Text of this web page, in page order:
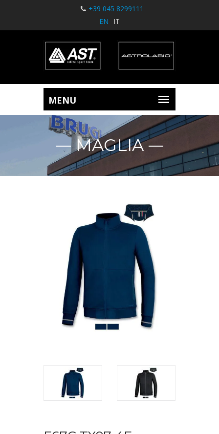
+39 045 8299111
EN
IT
MAGLIA